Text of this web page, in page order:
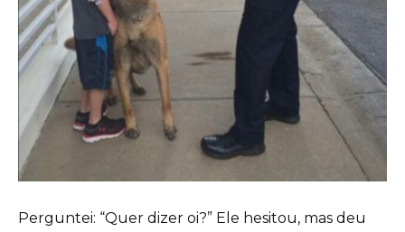
Perguntei: “Quer dizer oi?” Ele hesitou, mas deu